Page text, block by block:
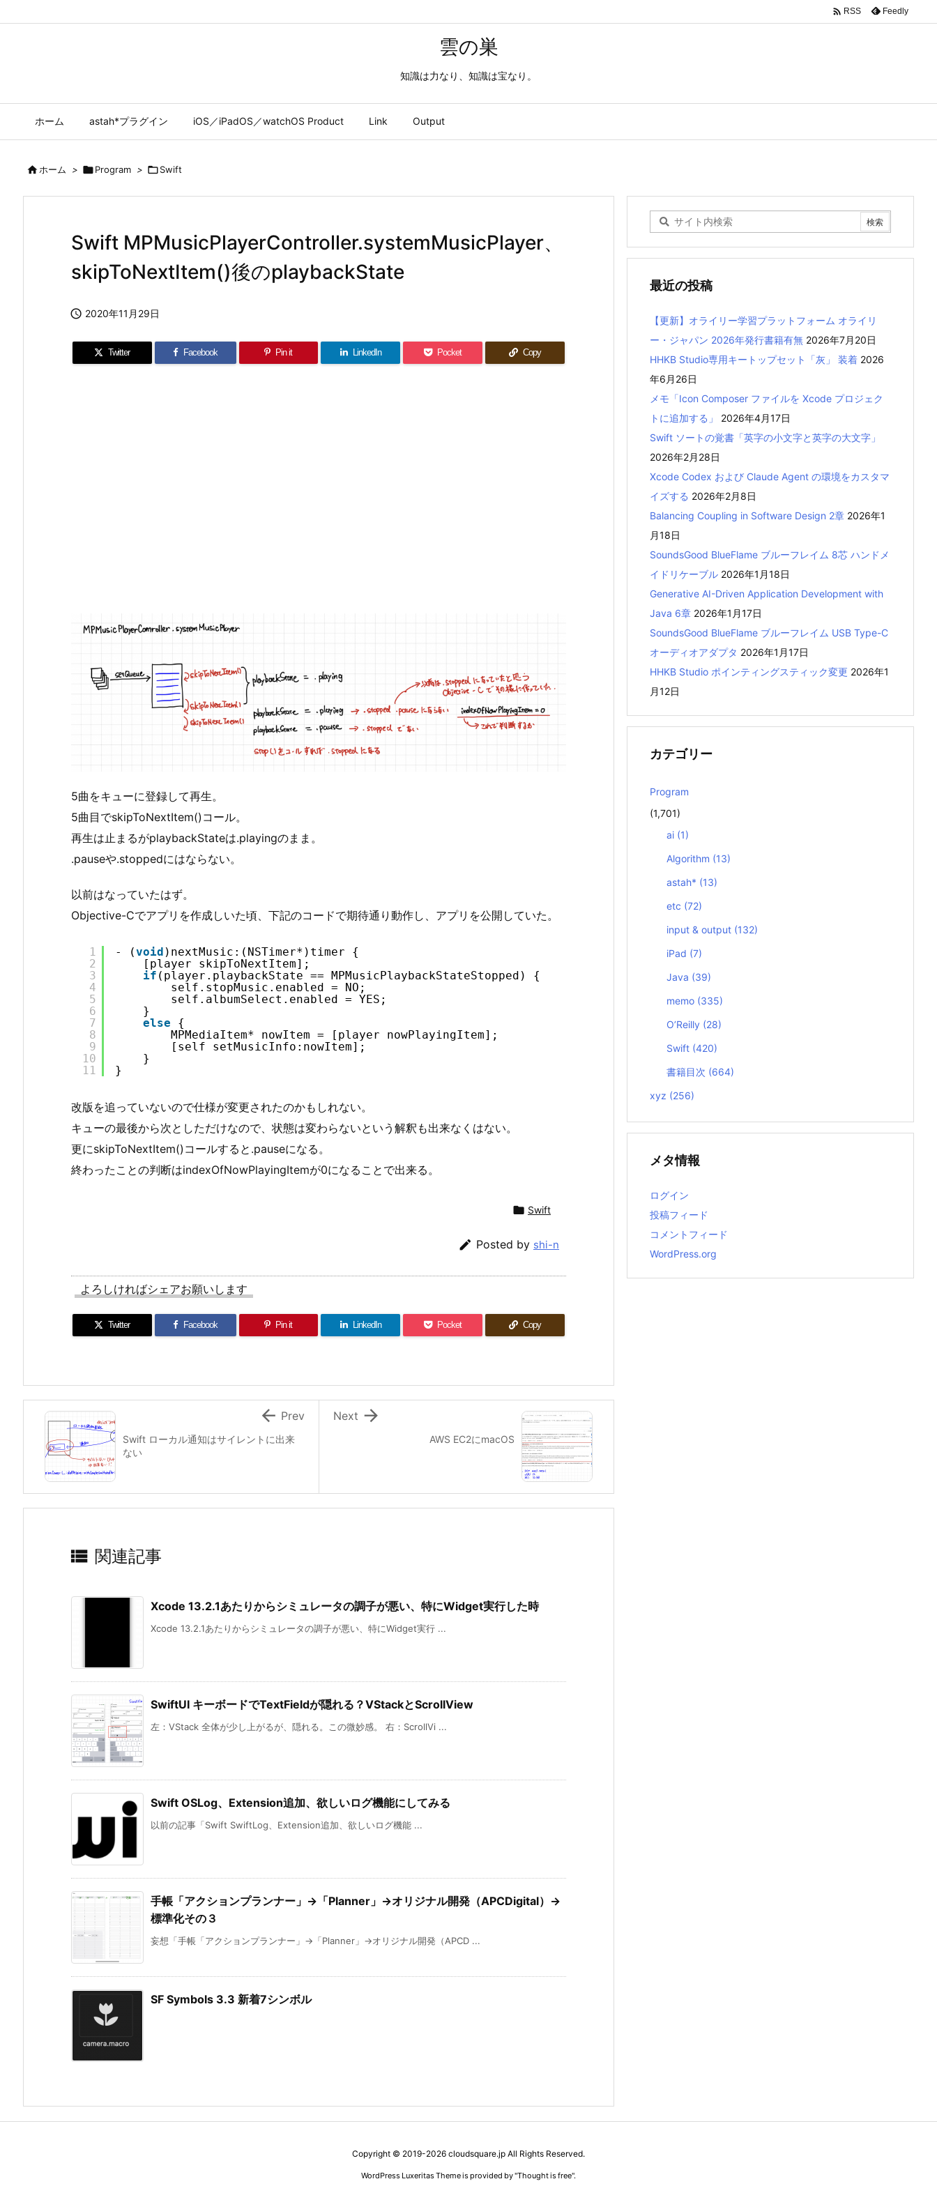
雲の巣
知識は力なり、知識は宝なり。
ホーム astah*プラグイン iOS／iPadOS／watchOS Product Link Output
 RSS Feedly
ホーム > Program > Swift
Swift MPMusicPlayerController.systemMusicPlayer、
skipToNextItem()後のplaybackState
 2020年11月29日
Twitter Facebook Pin it LinkedIn Pocket Copy
5曲をキューに登録して再生。
5曲目でskipToNextItem()コール。
再生は止まるがplaybackStateは.playingのまま。
.pauseや.stoppedにはならない。
以前はなっていたはず。
Objective-Cでアプリを作成しいた頃、下記のコードで期待通り動作し、アプリを公開していた。
1
2
3
4
5
6
7
8
9
10
11
- (void )nextMusic:(NSTimer*)timer {
[player skipToNextItem];
if (player.playbackState == MPMusicPlaybackStateStopped) {
self.stopMusic.enabled = NO;
self.albumSelect.enabled = YES;
}
else
{
MPMediaItem* nowItem = [player nowPlayingItem];
[self setMusicInfo:nowItem];
}
}
改版を追っていないので仕様が変更されたのかもしれない。
キューの最後から次としただけなので、状態は変わらないという解釈も出来なくはない。
更にskipToNextItem()コールすると.pauseになる。
終わったことの判断はindexOfNowPlayingItemが0になることで出来る。
 Swift
 Posted by shi-n
よろしければシェアお願いします
Twitter Facebook Pin it LinkedIn Pocket Copy
AWS EC2にmacOS

Next
Swift ローカル通知はサイレントに出来
ない
 Prev
 関連記事
Xcode 13.2.1あたりからシミュレータの調子が悪い、特にWidget実行した時
Xcode 13.2.1あたりからシミュレータの調子が悪い、特にWidget実行 ...
SwiftUI キーボードでTextFieldが隠れる？VStackとScrollView
左：VStack 全体が少し上がるが、隠れる。この微妙感。 右：ScrollVi ...
Swift OSLog、Extension追加、欲しいログ機能にしてみる
以前の記事「Swift SwiftLog、Extension追加、欲しいログ機能 ...
手帳「アクションプランナー」→「Planner」→オリジナル開発（APCDigital）→
標準化その３
妄想「手帳「アクションプランナー」→「Planner」→オリジナル開発（APCD ...
SF Symbols 3.3 新着7シンボル
最近の投稿
【更新】オライリー学習プラットフォーム オライリ
ー・ジャパン 2026年発行書籍有無 2026年7月20日
HHKB Studio専用キートップセット「灰」 装着 2026
年6月26日
メモ「Icon Composer ファイルを Xcode プロジェク
トに追加する」
2026年4月17日
Swift ソートの覚書「英字の小文字と英字の大文字」
2026年2月28日
Xcode Codex および Claude Agent の環境をカスタマ
イズする 2026年2月8日
Balancing Coupling in Software Design 2章 2026年1
月18日
SoundsGood BlueFlame ブルーフレイム 8芯 ハンドメ
イドリケーブル 2026年1月18日
Generative AI-Driven Application Development with
Java 6章 2026年1月17日
SoundsGood BlueFlame ブルーフレイム USB Type-C
オーディオアダプタ 2026年1月17日
HHKB Studio ポインティングスティック変更 2026年1
月12日
カテゴリー
Program
(1,701)
ai (1)
Algorithm (13)
astah* (13)
etc (72)
input & output (132)
iPad (7)
Java (39)
memo (335)
O’Reilly (28)
Swift (420)
書籍目次 (664)
xyz (256)
メタ情報
ログイン
投稿フィード
コメントフィード
WordPress.org
Copyright © 2019-2026 cloudsquare.jp All Rights Reserved.
WordPress Luxeritas Theme is provided by "Thought is free".